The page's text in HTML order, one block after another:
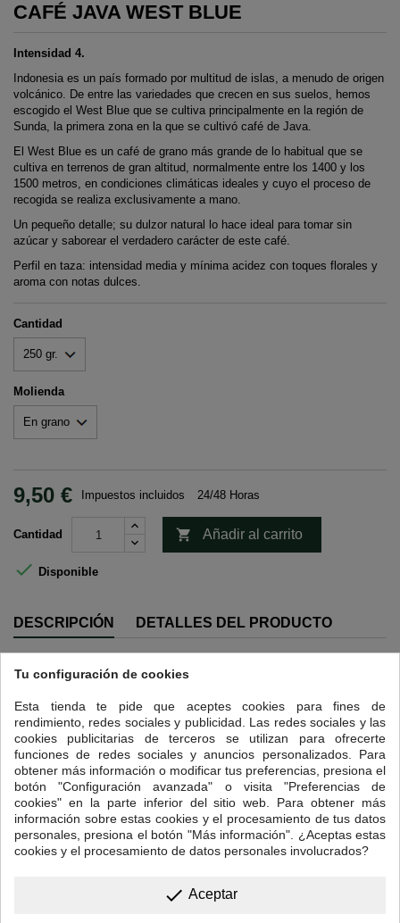
CAFÉ JAVA WEST BLUE
Intensidad 4.
Indonesia es un país formado por multitud de islas, a menudo de origen
volcánico. De entre las variedades que crecen en sus suelos, hemos
escogido el West Blue que se cultiva principalmente en la región de
Sunda, la primera zona en la que se cultivó café de Java.
El West Blue es un café de grano más grande de lo habitual que se
cultiva en terrenos de gran altitud, normalmente entre los 1400 y los
1500 metros, en condiciones climáticas ideales y cuyo el proceso de
recogida se realiza exclusivamente a mano.
Un pequeño detalle; su dulzor natural lo hace ideal para tomar sin
azúcar y saborear el verdadero carácter de este café.
Perfil en taza: intensidad media y mínima acidez con toques florales y
aroma con notas dulces.
Cantidad
Molienda
9,50 € Impuestos incluidos 24/48 Horas
Cantidad  Añadir al carrito
 Disponible
DESCRIPCIÓN DETALLES DEL PRODUCTO
volcánico. De entre las variedades que crecen en sus suelos, hemos
escogido el West Blue que se cultiva principalmente en la región de
Sunda, la primera zona en la que se cultivó café de Java.
El West Blue es un café de grano más grande de lo habitual que se
cultiva en terrenos de gran altitud, normalmente entre los 1400 y los
1500 metros, en condiciones climáticas ideales y cuyo el proceso de
recogida se realiza exclusivamente a mano.
Un pequeño detalle; su dulzor natural lo hace ideal para tomar sin
azúcar y saborear el verdadero carácter de este café.
Tu configuración de cookies
Esta tienda te pide que aceptes cookies para fines de
rendimiento, redes sociales y publicidad. Las redes sociales y las
cookies publicitarias de terceros se utilizan para ofrecerte
funciones de redes sociales y anuncios personalizados. Para
obtener más información o modificar tus preferencias, presiona el
botón "Configuración avanzada" o visita "Preferencias de
cookies" en la parte inferior del sitio web. Para obtener más
información sobre estas cookies y el procesamiento de tus datos
personales, presiona el botón "Más información". ¿Aceptas estas
cookies y el procesamiento de datos personales involucrados?
done Aceptar